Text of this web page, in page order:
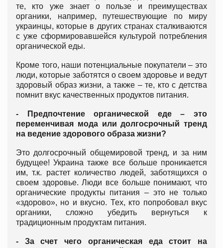
те, кто уже знает о пользе и преимуществах
органики, например, путешествующие по миру
украинцы, которые в других странах сталкиваются
с уже сформировавшейся культурой потребления
органической еды.
Кроме того, наши потенциальные покупатели – это
люди, которые заботятся о своем здоровье и ведут
здоровый образ жизни, а также – те, кто с детства
помнит вкус качественных продуктов питания.
- Предпочтение органической еде – это
переменчивая мода или долгосрочный тренд
на ведение здорового образа жизни?
Это долгосрочный общемировой тренд, и за ним
будущее! Украина также все больше проникается
им, т.к. растет количество людей, заботящихся о
своем здоровье. Люди все больше понимают, что
органические продукты питания – это не только
«здорово», но и вкусно. Тех, кто попробовал вкус
органики, сложно убедить вернуться к
традиционным продуктам питания.
- За счет чего органическая еда стоит на